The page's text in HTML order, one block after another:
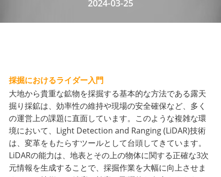
2024-03-25
採掘におけるライダー入門
大地から貴重な鉱物を採掘する基本的な方法である露天
掘り採鉱は、効率性の維持や現場の安全確保など、多く
の運営上の課題に直面しています。このような複雑な環
境において、Light Detection and Ranging (LiDAR)技術
は、変革をもたらすツールとして台頭してきています。
LiDARの能力は、地表とその上の物体に関する正確な3次
元情報を生成することで、採掘作業を大幅に向上させま